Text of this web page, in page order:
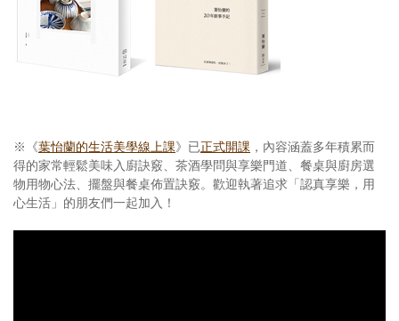
※《葉怡蘭的生活美學線上課》已正式開課 ，內容涵蓋多年積累而
得的家常輕鬆美味入廚訣竅、茶酒學問與享樂門道、餐桌與廚房選
物用物心法、擺盤與餐桌佈置訣竅。歡迎執著追求「認真享樂，用
心生活」的朋友們一起加入！